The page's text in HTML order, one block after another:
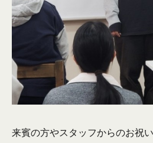
来賓の方やスタッフからのお祝